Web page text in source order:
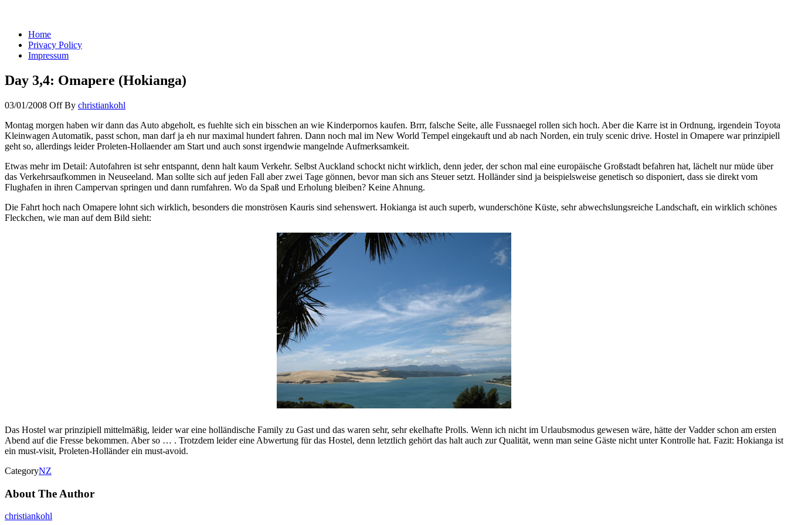
Home
Privacy Policy
Impressum
Day 3,4: Omapere (Hokianga)
03/01/2008 OffBy christiankohl
Montag morgen haben wir dann das Auto abgeholt, es fuehlte sich ein bisschen an wie Kinderpornos kaufen. Brrr, falsche Seite, alle Fussnaegel rollen sich hoch. Aber die Karre ist in Ordnung, irgendein Toyota
Kleinwagen Automatik, passt schon, man darf ja eh nur maximal hundert fahren. Dann noch mal im New World Tempel eingekauft und ab nach Norden, ein truly scenic drive. Hostel in Omapere war prinzipiell
geht so, allerdings leider Proleten-Hollaender am Start und auch sonst irgendwie mangelnde Aufmerksamkeit.
Etwas mehr im Detail: Autofahren ist sehr entspannt, denn halt kaum Verkehr. Selbst Auckland schockt nicht wirklich, denn jeder, der schon mal eine europäische Großstadt befahren hat, lächelt nur müde über
das Verkehrsaufkommen in Neuseeland. Man sollte sich auf jeden Fall aber zwei Tage gönnen, bevor man sich ans Steuer setzt. Holländer sind ja beispielsweise genetisch so disponiert, dass sie direkt vom
Flughafen in ihren Campervan springen und dann rumfahren. Wo da Spaß und Erholung bleiben? Keine Ahnung.
Die Fahrt hoch nach Omapere lohnt sich wirklich, besonders die monströsen Kauris sind sehenswert. Hokianga ist auch superb, wunderschöne Küste, sehr abwechslungsreiche Landschaft, ein wirklich schönes
Fleckchen, wie man auf dem Bild sieht:
Das Hostel war prinzipiell mittelmäßig, leider war eine holländische Family zu Gast und das waren sehr, sehr ekelhafte Prolls. Wenn ich nicht im Urlaubsmodus gewesen wäre, hätte der Vadder schon am ersten
Abend auf die Fresse bekommen. Aber so … . Trotzdem leider eine Abwertung für das Hostel, denn letztlich gehört das halt auch zur Qualität, wenn man seine Gäste nicht unter Kontrolle hat. Fazit: Hokianga ist
ein must-visit, Proleten-Holländer ein must-avoid.
CategoryNZ
About The Author
christiankohl